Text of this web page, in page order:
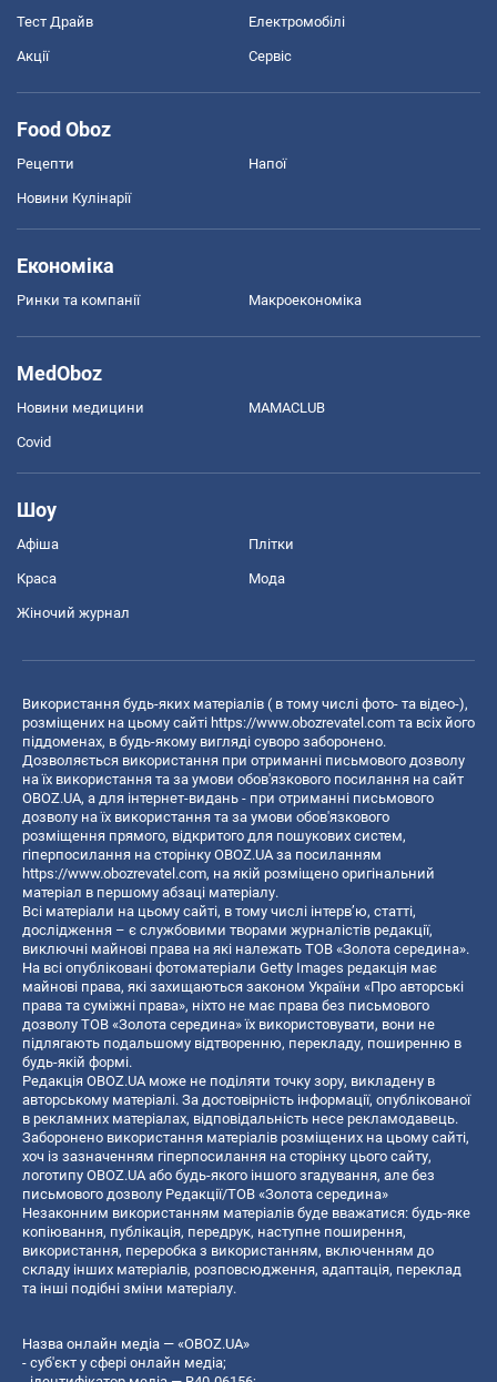
Тест Драйв Електромобілі
Акції Сервіс
Food Oboz
Рецепти Напої
Новини Кулінарії
Економіка
Ринки та компанії Макроекономіка
MedOboz
Новини медицини MAMACLUB
Covid
Шоу
Афіша Плітки
Краса Мода
Жіночий журнал
Використання будь-яких матеріалів ( в тому числі фото- та відео-),
розміщених на цьому сайті https://www.obozrevatel.com та всіх його
піддоменах, в будь-якому вигляді суворо заборонено.
Дозволяється використання при отриманні письмового дозволу
на їх використання та за умови обов'язкового посилання на сайт
OBOZ.UA, а для інтернет-видань - при отриманні письмового
дозволу на їх використання та за умови обов'язкового
розміщення прямого, відкритого для пошукових систем,
гіперпосилання на сторінку OBOZ.UA за посиланням
https://www.obozrevatel.com, на якій розміщено оригінальний
матеріал в першому абзаці матеріалу.
Всі матеріали на цьому сайті, в тому числі інтерв’ю, статті,
дослідження – є службовими творами журналістів редакції,
виключні майнові права на які належать ТОВ «Золота середина».
На всі опубліковані фотоматеріали Getty Images редакція має
майнові права, які захищаються законом України «Про авторські
права та суміжні права», ніхто не має права без письмового
дозволу ТОВ «Золота середина» їх використовувати, вони не
підлягають подальшому відтворенню, перекладу, поширенню в
будь-якій формі.
Редакція OBOZ.UA може не поділяти точку зору, викладену в
авторському матеріалі. За достовірність інформації, опублікованої
в рекламних матеріалах, відповідальність несе рекламодавець.
Заборонено використання матеріалів розміщених на цьому сайті,
хоч із зазначенням гіперпосилання на сторінку цього сайту,
логотипу OBOZ.UA або будь-якого іншого згадування, але без
письмового дозволу Редакції/ТОВ «Золота середина»
Незаконним використанням матеріалів буде вважатися: будь-яке
копiювання, публiкацiя, передрук, наступне поширення,
використання, переробка з використанням, включенням до
складу інших матеріалів, розповсюдження, адаптація, переклад
та інші подібні зміни матеріалу.
Назва онлайн медіа — «OBOZ.UA»
- суб'єкт у сфері онлайн медіа;